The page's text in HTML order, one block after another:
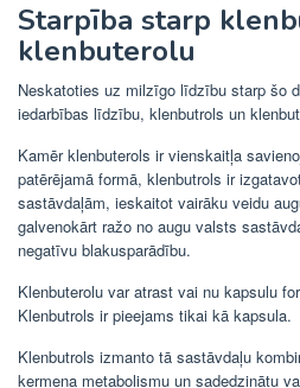
Starpība starp
klenbuterolu
Neskatoties uz milzīgo līdzību starp šo
iedarbības līdzību, klenbutrols un
Kamēr klenbuterols ir vienskaitļa
patērējamā formā, klenbutrols ir
sastāvdaļām, ieskaitot vairāku veidu
galvenokārt ražo no augu valsts
negatīvu blakusparādību.
Klenbuterolu var atrast vai nu kapsulu
Klenbutrols ir pieejams tikai kā kapsula.
Klenbutrols izmanto tā sastāvdaļu
ķermeņa metabolismu un sadedzinātu